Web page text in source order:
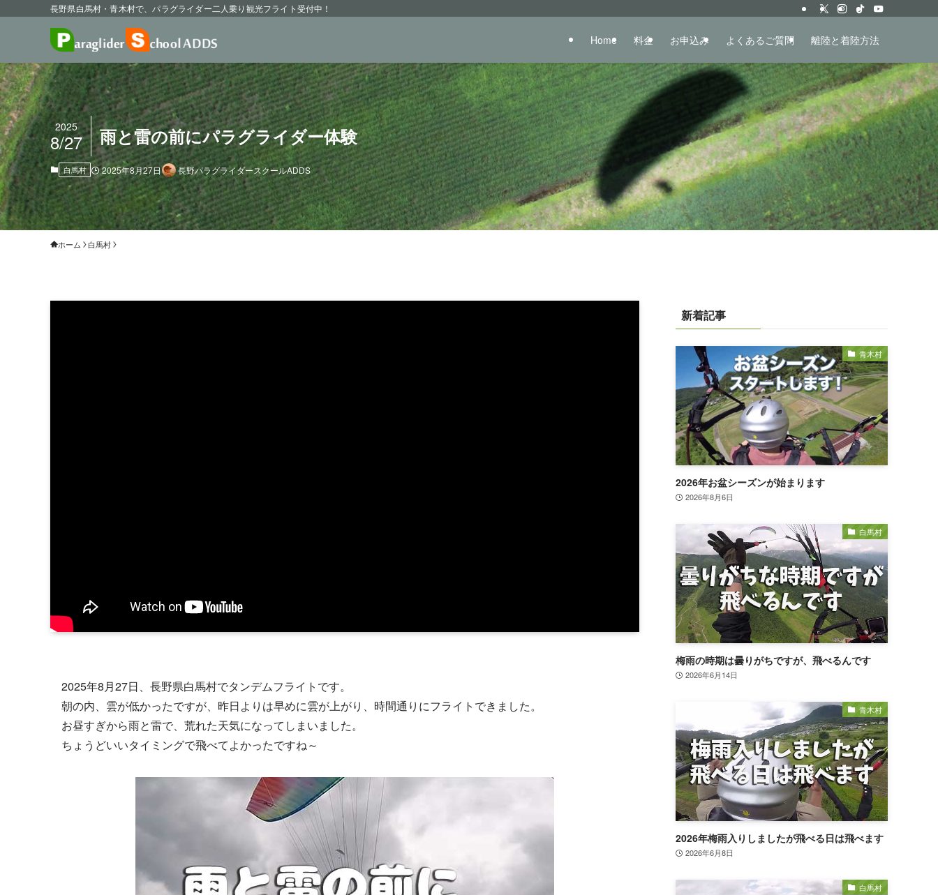
長野県白馬村・青木村で、パラグライダー二人乗り観光フライト受付中！
Home 料金 お申込み よくあるご質問 離陸と着陸方法
雨と雷の前にパラグライダー体験
2025
8/27
白馬村 2025年8月27日 長野パラグライダースクールADDS
ホーム 白馬村
2025年8月27日、長野県白馬村でタンデムフライトです。
朝の内、雲が低かったですが、昨日よりは早めに雲が上がり、時間通りにフライトできました。
お昼すぎから雨と雷で、荒れた天気になってしまいました。
ちょうどいいタイミングで飛べてよかったですね～
新着記事
青木村
2026年お盆シーズンが始まります
2026年8月6日
白馬村
梅雨の時期は曇りがちですが、飛べるんです
2026年6月14日
青木村
2026年梅雨入りしましたが飛べる日は飛べます
2026年6月8日
白馬村